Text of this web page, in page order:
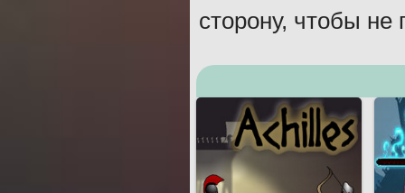
сторону, чтобы не